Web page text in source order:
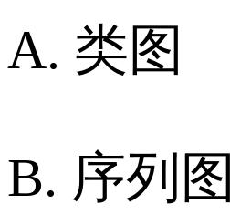
A. 类图
B. 序列图